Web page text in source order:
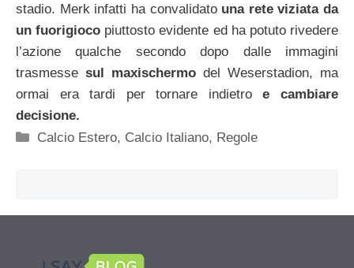
stadio. Merk infatti ha convalidato una rete viziata da
un fuorigioco piuttosto evidente ed ha potuto rivedere
l’azione qualche secondo dopo dalle immagini
trasmesse sul maxischermo del Weserstadion, ma
ormai era tardi per tornare indietroe cambiare
decisione.
Categorie
Calcio Estero, Calcio Italiano, Regole